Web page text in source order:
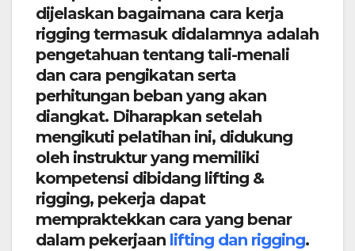
dijelaskan bagaimana cara kerja
rigging termasuk didalamnya adalah
pengetahuan tentang tali-menali
dan cara pengikatan serta
perhitungan beban yang akan
diangkat. Diharapkan setelah
mengikuti pelatihan ini, didukung
oleh instruktur yang memiliki
kompetensi dibidang lifting &
rigging, pekerja dapat
mempraktekkan cara yang benar
dalam pekerjaan lifting dan rigging.